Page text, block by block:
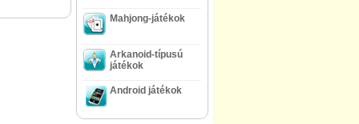
Mahjong-játékok
Arkanoid-típusú
játékok
Android játékok